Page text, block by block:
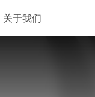
关于我们